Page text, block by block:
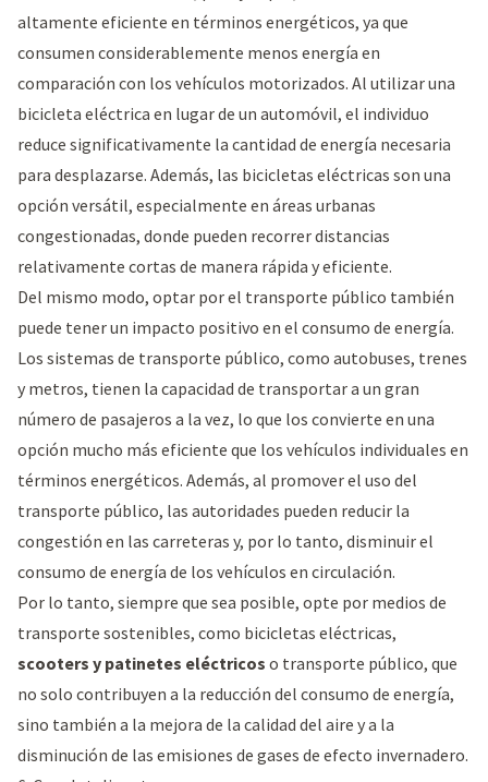
altamente eficiente en términos energéticos, ya que
consumen considerablemente menos energía en
comparación con los vehículos motorizados. Al utilizar una
bicicleta eléctrica en lugar de un automóvil, el individuo
reduce significativamente la cantidad de energía necesaria
para desplazarse. Además, las bicicletas eléctricas son una
opción versátil, especialmente en áreas urbanas
congestionadas, donde pueden recorrer distancias
relativamente cortas de manera rápida y eficiente.
Del mismo modo, optar por el transporte público también
puede tener un impacto positivo en el consumo de energía.
Los sistemas de transporte público, como autobuses, trenes
y metros, tienen la capacidad de transportar a un gran
número de pasajeros a la vez, lo que los convierte en una
opción mucho más eficiente que los vehículos individuales en
términos energéticos. Además, al promover el uso del
transporte público, las autoridades pueden reducir la
congestión en las carreteras y, por lo tanto, disminuir el
consumo de energía de los vehículos en circulación.
Por lo tanto, siempre que sea posible, opte por medios de
transporte sostenibles, como bicicletas eléctricas,
scooters y patinetes eléctricos o transporte público, que
no solo contribuyen a la reducción del consumo de energía,
sino también a la mejora de la calidad del aire y a la
disminución de las emisiones de gases de efecto invernadero.